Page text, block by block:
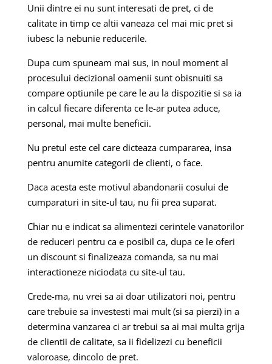
Unii dintre ei nu sunt interesati de pret, ci de
calitate in timp ce altii vaneaza cel mai mic pret si
iubesc la nebunie reducerile.
Dupa cum spuneam mai sus, in noul moment al
procesului decizional oamenii sunt obisnuiti sa
compare optiunile pe care le au la dispozitie si sa ia
in calcul fiecare diferenta ce le-ar putea aduce,
personal, mai multe beneficii.
Nu pretul este cel care dicteaza cumpararea, insa
pentru anumite categorii de clienti, o face.
Daca acesta este motivul abandonarii cosului de
cumparaturi in site-ul tau, nu fii prea suparat.
Chiar nu e indicat sa alimentezi cerintele vanatorilor
de reduceri pentru ca e posibil ca, dupa ce le oferi
un discount si finalizeaza comanda, sa nu mai
interactioneze niciodata cu site-ul tau.
Crede-ma, nu vrei sa ai doar utilizatori noi, pentru
care trebuie sa investesti mai mult (si sa pierzi) in a
determina vanzarea ci ar trebui sa ai mai multa grija
de clientii de calitate, sa ii fidelizezi cu beneficii
valoroase, dincolo de pret.